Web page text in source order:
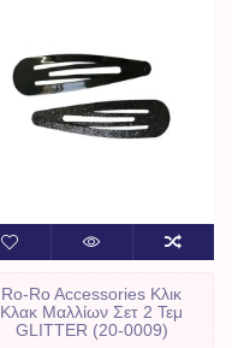
Ro-Ro Accessories Κλικ
Κλακ Μαλλίων Σετ 2 Τεμ
GLITTER (20-0009)